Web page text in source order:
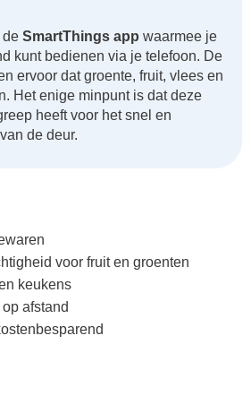
de SmartThings app waarmee je
kunt bedienen via je telefoon. De
ervoor dat groente, fruit, vlees en
Het enige minpunt is dat deze
heeft voor het snel en
de deur.
voor fruit en groenten
keukens
afstand